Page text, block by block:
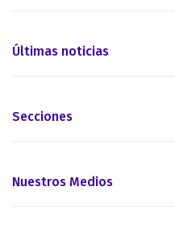
Últimas noticias
Secciones
Nuestros Medios